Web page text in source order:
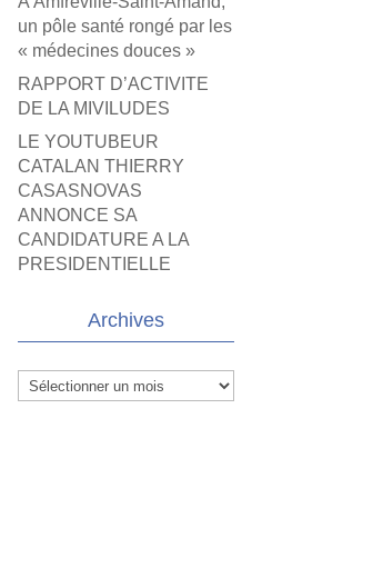
un pôle santé rongé par les
« médecines douces »
RAPPORT D’ACTIVITE
DE LA MIVILUDES
LE YOUTUBEUR
CATALAN THIERRY
CASASNOVAS
ANNONCE SA
CANDIDATURE A LA
PRESIDENTIELLE
Archives
Archives